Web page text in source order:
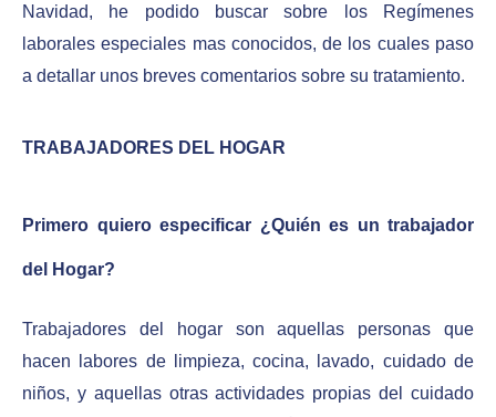
Navidad, he podido buscar sobre los Regímenes
laborales especiales mas conocidos, de los cuales paso
a detallar unos breves comentarios sobre su tratamiento.
TRABAJADORES DEL HOGAR
Primero quiero especificar ¿Quién es un trabajador
del Hogar?
Trabajadores del hogar son aquellas personas que
hacen labores de limpieza, cocina, lavado, cuidado de
niños, y aquellas otras actividades propias del cuidado